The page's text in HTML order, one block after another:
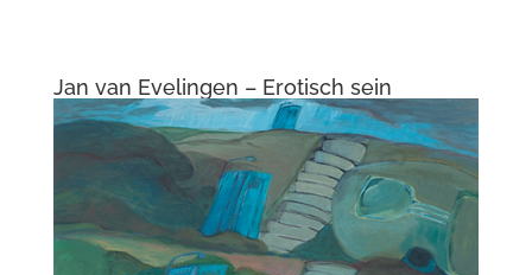
Jan van Evelingen – Erotisch sein